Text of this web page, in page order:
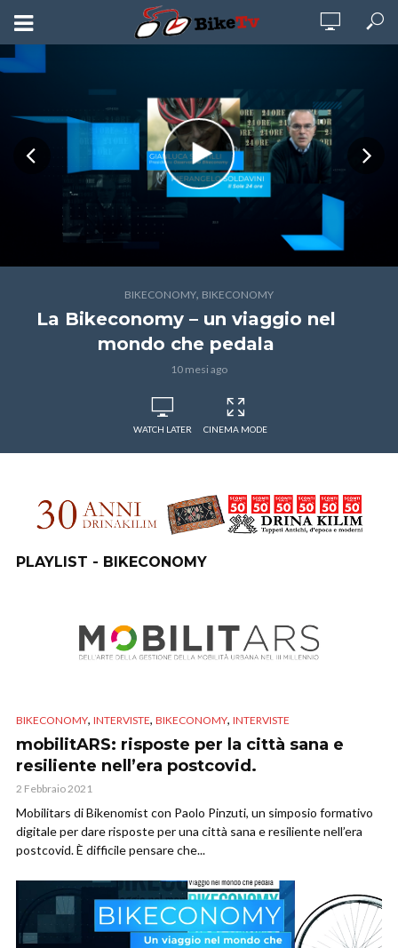
BIKECONOMY, BIKECONOMY
La Bikeconomy – un viaggio nel
mondo che pedala
10 mesi ago
WATCH LATER CINEMA MODE
PLAYLIST - BIKECONOMY
BIKECONOMY, INTERVISTE, BIKECONOMY, INTERVISTE
mobilitARS: risposte per la città sana e
resiliente nell’era postcovid.
2 Febbraio 2021
Mobilitars di Bikenomist con Paolo Pinzuti, un simposio formativo
digitale per dare risposte per una città sana e resiliente nell’era
postcovid. È difficile pensare che...